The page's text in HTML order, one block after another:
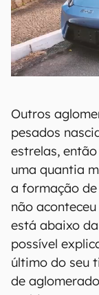
Outros
pesados
estrelas,
uma quantia
a formação
não
está abaixo
possível
último do seu
de